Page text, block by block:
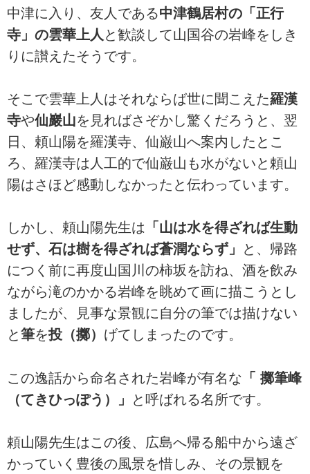
中津に入り、友人である中津鶴居村の「正行
寺」の雲華上人 と歓談して山国谷の岩峰をしき
りに讃えたそうです。
そこで雲華上人はそれならば世に聞こえた羅漢
寺や仙巖山を見ればさぞかし驚くだろうと、翌
日、頼山陽を羅漢寺、仙巌山へ案内したとこ
ろ、羅漢寺は人工的で仙巌山も水がないと頼山
陽はさほど感動しなかったと伝わっています。
しかし、頼山陽先生は 「山は水を得ざれば生動
せず、石は樹を得ざれば蒼潤ならず」
と、帰路
につく前に再度山国川の柿坂を訪ね、酒を飲み
ながら滝のかかる岩峰を眺めて画に描こうとし
ましたが、見事な景観に自分の筆では描けない
と筆を投（擲） げてしまったのです。
この逸話から命名された岩峰が有名な 「 擲筆峰
（てきひっぽう）」
と呼ばれる名所です。
頼山陽先生はこの後、広島へ帰る船中から遠ざ
かっていく豊後の風景を惜しみ、その景観を